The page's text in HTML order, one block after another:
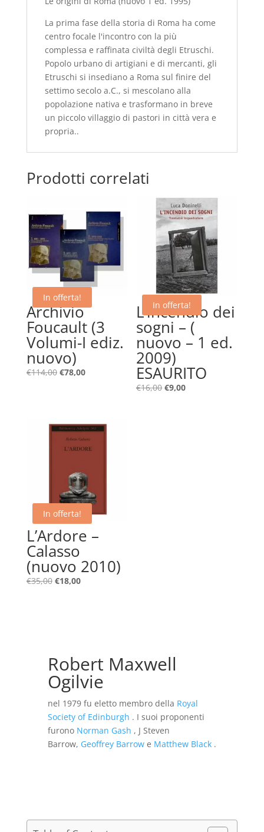
La prima fase della storia di Roma ha come
centro focale l'incontro con la più
complessa e raffinata civiltà degli Etruschi.
Popolo urbano di artigiani e di mercanti, gli
Etruschi si insediano a Roma sul finire del
settimo secolo a.C., si mescolano alla
popolazione nativa e trasformano in breve
un piccolo villaggio di pastori in città vera e
propria..
Prodotti correlati
In offerta!
Archivio
Foucault (3
Volumi-I ediz.
nuovo)
€114,00 Il
€114,00.
€78,00Il
€78,00.
In offerta!
L’incendio dei
sogni – (
nuovo – 1 ed.
2009)
ESAURITO
€16,00 Il
€9,00Il
In offerta!
L’Ardore –
Calasso
(nuovo 2010)
€35,00 Il
€18,00Il
Robert Maxwell
Ogilvie
nel 1979 fu eletto membro della Royal
Society of Edinburgh . I suoi proponenti
furono Norman Gash , J Steven
Barrow, Geoffrey Barrowe Matthew Black.